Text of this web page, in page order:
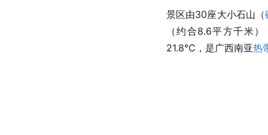
景区由30座大小石山（
（约合8.6平方千米）
21.8℃，是广西南亚热